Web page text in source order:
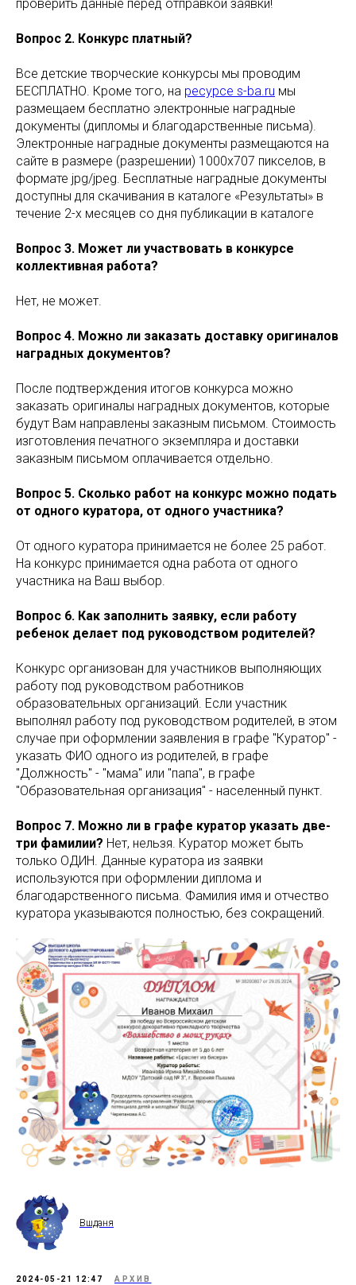
проверить данные перед отправкой заявки!
Вопрос 2. Конкурс платный?
Все детские творческие конкурсы мы проводим
БЕСПЛАТНО. Кроме того, на ресурсе s-ba.ru мы
размещаем бесплатно электронные наградные
документы (дипломы и благодарственные письма).
Электронные наградные документы размещаются на
сайте в размере (разрешении) 1000х707 пикселов, в
формате jpg/jpeg. Бесплатные наградные документы
доступны для скачивания в каталоге «Результаты» в
течение 2-х месяцев со дня публикации в каталоге
Вопрос 3. Может ли участвовать в конкурсе
коллективная работа?
Нет, не может.
Вопрос 4. Можно ли заказать доставку оригиналов
наградных документов?
После подтверждения итогов конкурса можно
заказать оригиналы наградных документов, которые
будут Вам направлены заказным письмом. Стоимость
изготовления печатного экземпляра и доставки
заказным письмом оплачивается отдельно.
Вопрос 5. Сколько работ на конкурс можно подать
от одного куратора, от одного участника?
От одного куратора принимается не более 25 работ.
На конкурс принимается одна работа от одного
участника на Ваш выбор.
Вопрос 6. Как заполнить заявку, если работу
ребенок делает под руководством родителей?
Конкурс организован для участников выполняющих
работу под руководством работников
образовательных организаций. Если участник
выполнял работу под руководством родителей, в этом
случае при оформлении заявления в графе "Куратор" -
указать ФИО одного из родителей, в графе
"Должность" - "мама" или "папа", в графе
"Образовательная организация" - населенный пункт.
Вопрос 7. Можно ли в графе куратор указать две-
три фамилии? Нет, нельзя. Куратор может быть
только ОДИН. Данные куратора из заявки
используются при оформлении диплома и
благодарственного письма. Фамилия имя и отчество
куратора указываются полностью, без сокращений.
Вшданя
2024-05-21 12:47 АРХИВ